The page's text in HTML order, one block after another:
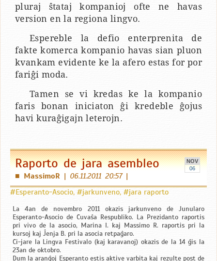
pluraj ŝtataj kompanioj ofte ne havas
version en la regiona lingvo.
Espereble la defio enterprenita de
fakte komerca kompanio havas sian pluon
kvankam evidente ke la afero estas for por
fariĝi moda.
Tamen se vi kredas ke la kompanio
faris bonan iniciaton ĝi kredeble ĝojus
havi kuraĝigajn leterojn.
NOV
06
Raporto de jara asembleo
■ MassimoR | 06.11.2011 20:57|
#Esperanto-Asocio, #jarkunveno, #jara raporto
La 4an de novembro 2011 okazis jarkunveno de Junularo
Esperanto-Asocio de Ĉuvaŝa Respubliko. La Prezidanto raportis
pri vivo de la asocio, Marina I. kaj Massimo R. raportis pri la
kursoj kaj Ĵenja B. pri la asocia retpaĝaro.
Ĉi-jare la Lingva Festivalo (kaj karavanoj) okazis de la 14 ĝis la
23an de oktobro.
Dum la aranĝoj Esperanto estis aktive varbita kaj rezulte post de